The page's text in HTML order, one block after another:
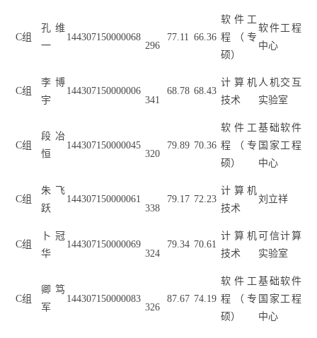
C组
孔维
一
144307150000068
296
77.11 66.36
软件工
程（专
硕）
软件工程
中心
C组
李博
宇
144307150000006
341
68.78 68.43
计算机
技术
人机交互
实验室
C组
段冶
恒
144307150000045
320
79.89 70.36
软件工
程（专
硕）
基础软件
国家工程
中心
C组
朱飞
跃
144307150000061
338
79.17 72.23
计算机
技术
刘立祥
C组
卜冠
华
144307150000069
324
79.34 70.61
计算机
技术
可信计算
实验室
C组
卿笃
军
144307150000083
326
87.67 74.19
软件工
程（专
硕）
基础软件
国家工程
中心